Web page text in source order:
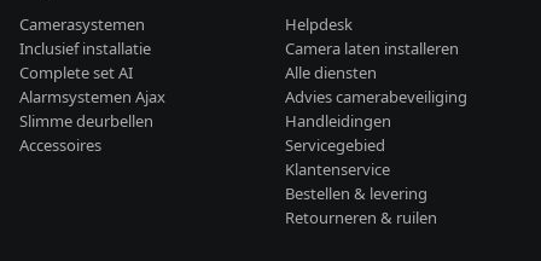
Camerasystemen
Inclusief installatie
Complete set AI
Alarmsystemen Ajax
Slimme deurbellen
Accessoires
Helpdesk
Camera laten installeren
Alle diensten
Advies camerabeveiliging
Handleidingen
Servicegebied
Klantenservice
Bestellen & levering
Retourneren & ruilen